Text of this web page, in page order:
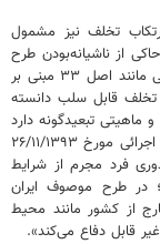
تخلف نیز مشمول
امر نیز حاکی از ناشیانه‌بودن طرح
است؛ زیرا حقی که به موجب اصول متعدد قانون اساسی مانند اصل ۳۳ مبنی بر
قابل سلب دانسته
تبعیدگونه دارد
که در مواد ۵۴۵ به بعد آیین دادرسی کیفری و آیین‌نامه اجرائی مورخ ۲۶/۱۱/۱۳۹۳
فرد مجرم از شرایط
در طرح موصوف ایران
از کشور مانند محیط
قابل دفاع می‌کند».